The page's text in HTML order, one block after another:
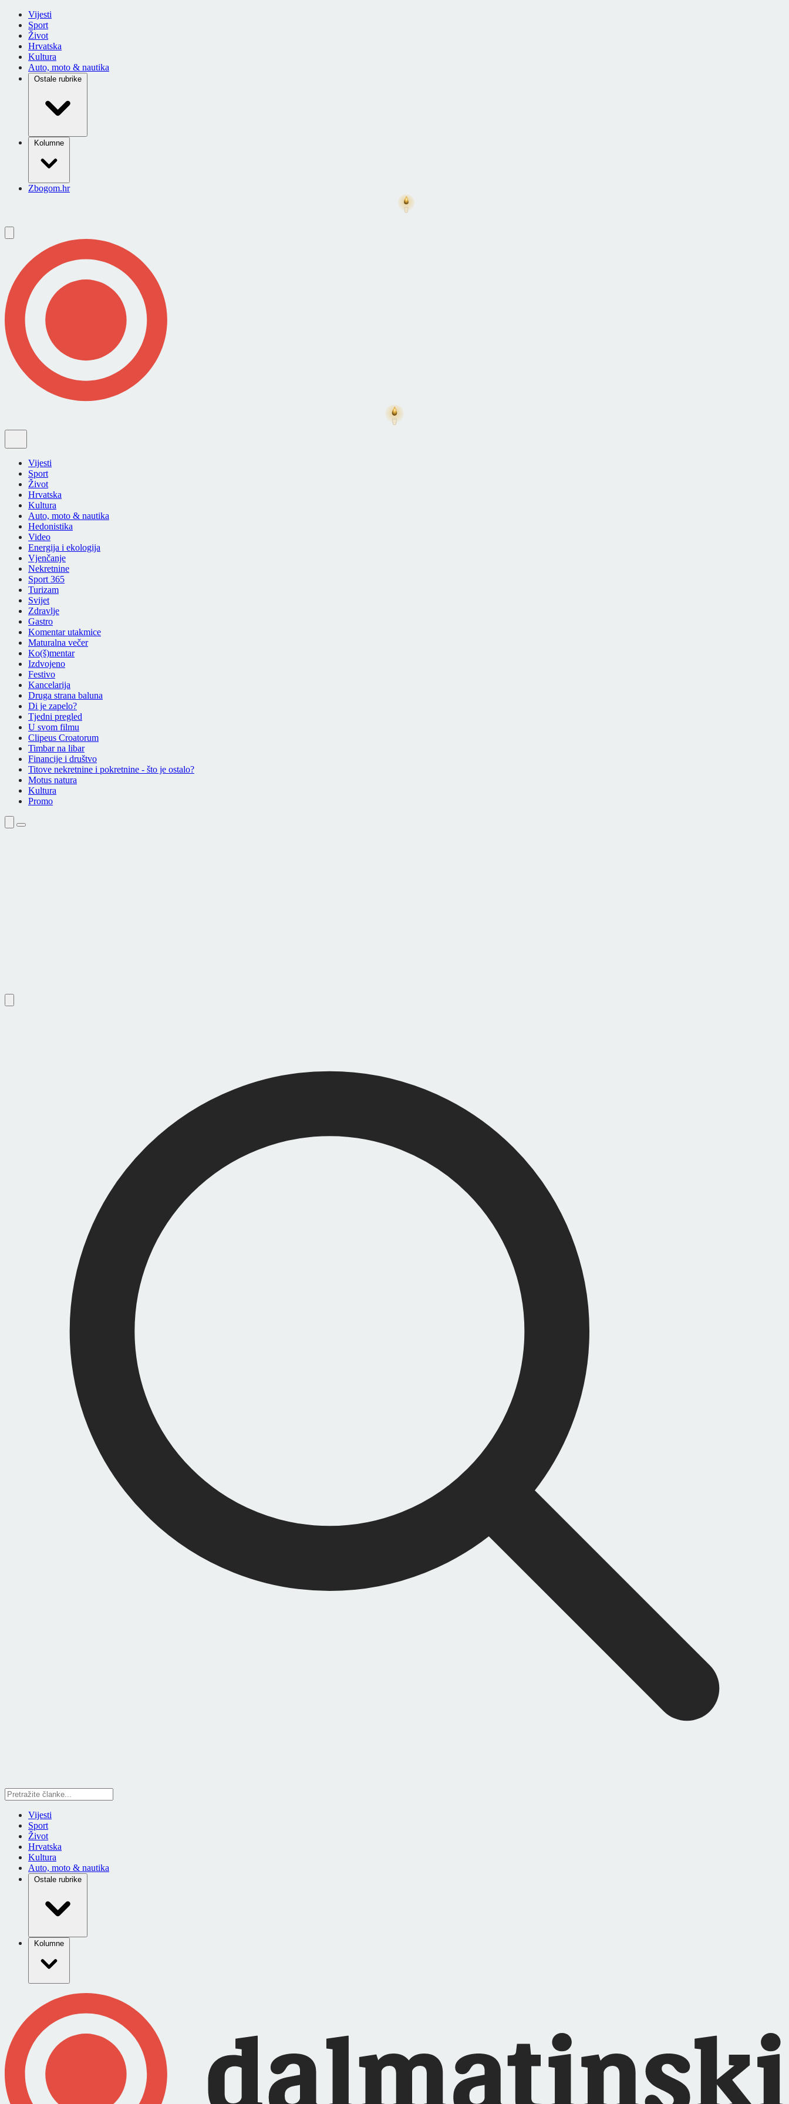
Vijesti
Sport
Život
Hrvatska
Kultura
Auto, moto & nautika
Ostale rubrike
Kolumne
Zbogom.hr
Vijesti
Sport
Život
Hrvatska
Kultura
Auto, moto & nautika
Hedonistika
Video
Energija i ekologija
Vjenčanje
Nekretnine
Sport 365
Turizam
Svijet
Zdravlje
Gastro
Komentar utakmice
Maturalna večer
Ko(š)mentar
Izdvojeno
Festivo
Kancelarija
Druga strana baluna
Di je zapelo?
Tjedni pregled
U svom filmu
Clipeus Croatorum
Timbar na libar
Financije i društvo
Titove nekretnine i pokretnine - što je ostalo?
Motus natura
Kultura
Promo
Vijesti
Sport
Život
Hrvatska
Kultura
Auto, moto & nautika
Ostale rubrike
Kolumne